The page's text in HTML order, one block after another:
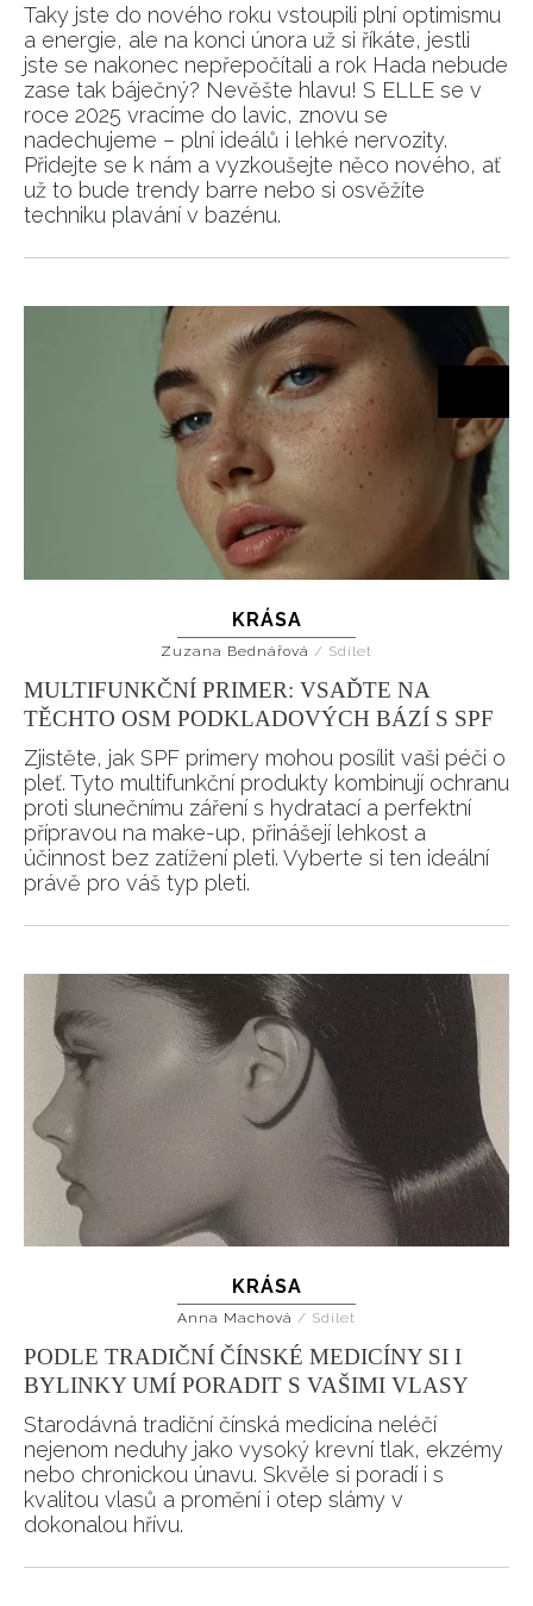
Taky jste do nového roku vstoupili plní optimismu
a energie, ale na konci února už si říkáte, jestli
jste se nakonec nepřepočítali a rok Hada nebude
zase tak báječný? Nevěšte hlavu! S ELLE se v
roce 2025 vracíme do lavic, znovu se
nadechujeme – plní ideálů i lehké nervozity.
Přidejte se k nám a vyzkoušejte něco nového, ať
už to bude trendy barre nebo si osvěžíte
techniku plavání v bazénu.
KRÁSA
Zuzana Bednářová / Sdílet
MULTIFUNKČNÍ PRIMER: VSAĎTE NA
TĚCHTO OSM PODKLADOVÝCH BÁZÍ S SPF
Zjistěte, jak SPF primery mohou posílit vaši péči o
pleť. Tyto multifunkční produkty kombinují ochranu
proti slunečnímu záření s hydratací a perfektní
přípravou na make-up, přinášejí lehkost a
účinnost bez zatížení pleti. Vyberte si ten ideální
právě pro váš typ pleti.
KRÁSA
Anna Machová / Sdílet
PODLE TRADIČNÍ ČÍNSKÉ MEDICÍNY SI I
BYLINKY UMÍ PORADIT S VAŠIMI VLASY
Starodávná tradiční čínská medicína neléčí
nejenom neduhy jako vysoký krevní tlak, ekzémy
nebo chronickou únavu. Skvěle si poradí i s
kvalitou vlasů a promění i otep slámy v
dokonalou hřívu.